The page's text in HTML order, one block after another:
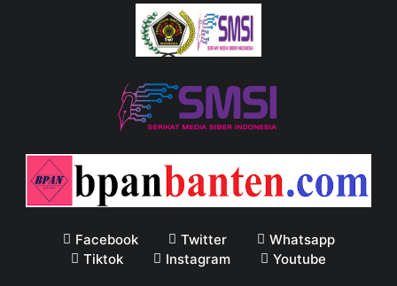
Facebook Twitter
Whatsapp
Tiktok
Instagram Youtube